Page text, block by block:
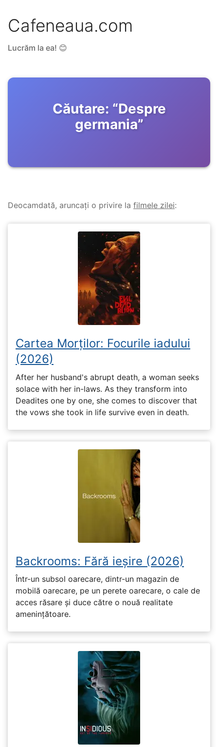
Cafeneaua.com
Lucrăm la ea! 😊
Căutare: “Despre
germania”
Deocamdată, aruncați o privire la filmele zilei:
Cartea Morților: Focurile iadului
(2026)
After her husband's abrupt death, a woman seeks
solace with her in-laws. As they transform into
Deadites one by one, she comes to discover that
the vows she took in life survive even in death.
Backrooms: Fără ieșire (2026)
Într-un subsol oarecare, dintr-un magazin de
mobilă oarecare, pe un perete oarecare, o cale de
acces răsare și duce către o nouă realitate
amenințătoare.